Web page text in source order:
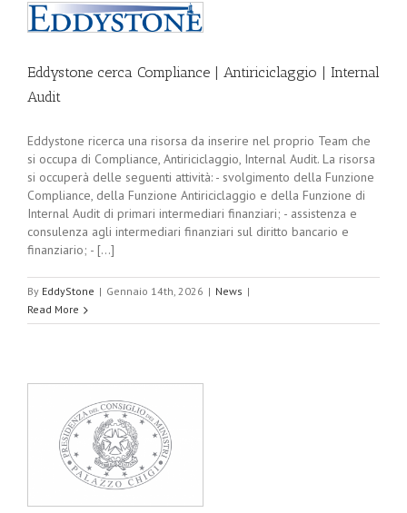
Eddystone cerca Compliance | Antiriciclaggio | Internal
Audit
Eddystone ricerca una risorsa da inserire nel proprio Team che
si occupa di Compliance, Antiriciclaggio, Internal Audit. La risorsa
si occuperà delle seguenti attività: - svolgimento della Funzione
Compliance, della Funzione Antiriciclaggio e della Funzione di
Internal Audit di primari intermediari finanziari; - assistenza e
consulenza agli intermediari finanziari sul diritto bancario e
finanziario; - [...]
By EddyStone | Gennaio 14th, 2026 | News |
Read More